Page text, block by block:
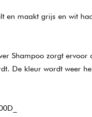
en maakt grijs en wit
Shampoo zorgt
De kleur wordt weer